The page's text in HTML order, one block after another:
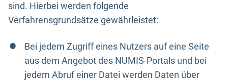
sind. Hierbei werden folgende
Verfahrensgrundsätze gewährleistet:
Bei jedem Zugriff eines Nutzers auf eine Seite
aus dem Angebot des NUMIS-Portals und bei
jedem Abruf einer Datei werden Daten über